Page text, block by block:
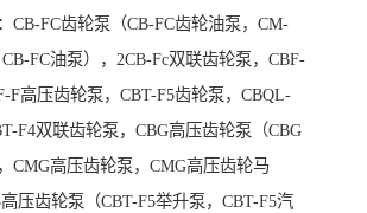
CB-FC齿轮泵（CB-FC齿轮油泵，CM-
FC油泵），2CB-Fc双联齿轮泵，CBF-
F高压齿轮泵，CBT-F5齿轮泵，CBQL-
F4双联齿轮泵，CBG高压齿轮泵（CBG
CMG高压齿轮泵，CMG高压齿轮马
压齿轮泵（CBT-F5举升泵，CBT-F5汽